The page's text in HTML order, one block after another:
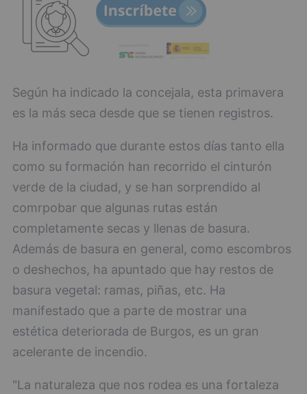
Según ha indicado la concejala, esta primavera
es la más seca desde que se tienen registros.
Ha informado que durante estos días tanto ella
como su formación han recorrido el cinturón
verde de la ciudad, y se han sorprendido al
comrpobar que algunas rutas están
completamente secas y llenas de basura.
Además de basura en general, como escombros
o deshechos, ha apuntado que hay restos de
basura vegetal: ramas, piñas, etc. Ha
manifestado que a parte de mostrar una
estética deteriorada de Burgos, es un gran
acelerante de incendio.
"La naturaleza que nos rodea es una fortaleza